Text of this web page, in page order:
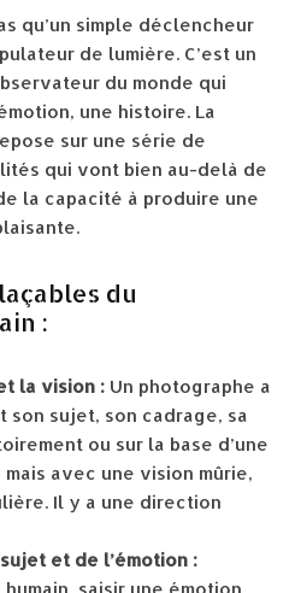
qu’un simple déclencheur
de lumière. C’est un
du monde qui
une histoire. La
sur une série de
qui vont bien au-delà de
la capacité à produire une
du
:
la vision : Un photographe a
son sujet, son cadrage, sa
ou sur la base d’une
avec une vision mûrie,
Il y a une direction
et de l’émotion :